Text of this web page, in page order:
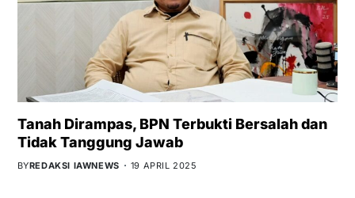
Tanah Dirampas, BPN Terbukti Bersalah dan
Tidak Tanggung Jawab
BYREDAKSI IAWNEWS 19 APRIL 2025